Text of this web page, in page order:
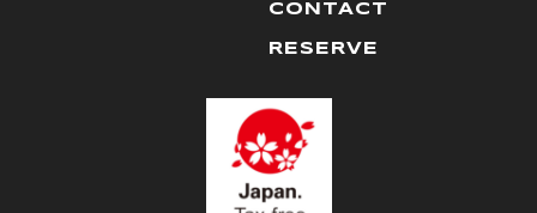
CONTACT
RESERVE